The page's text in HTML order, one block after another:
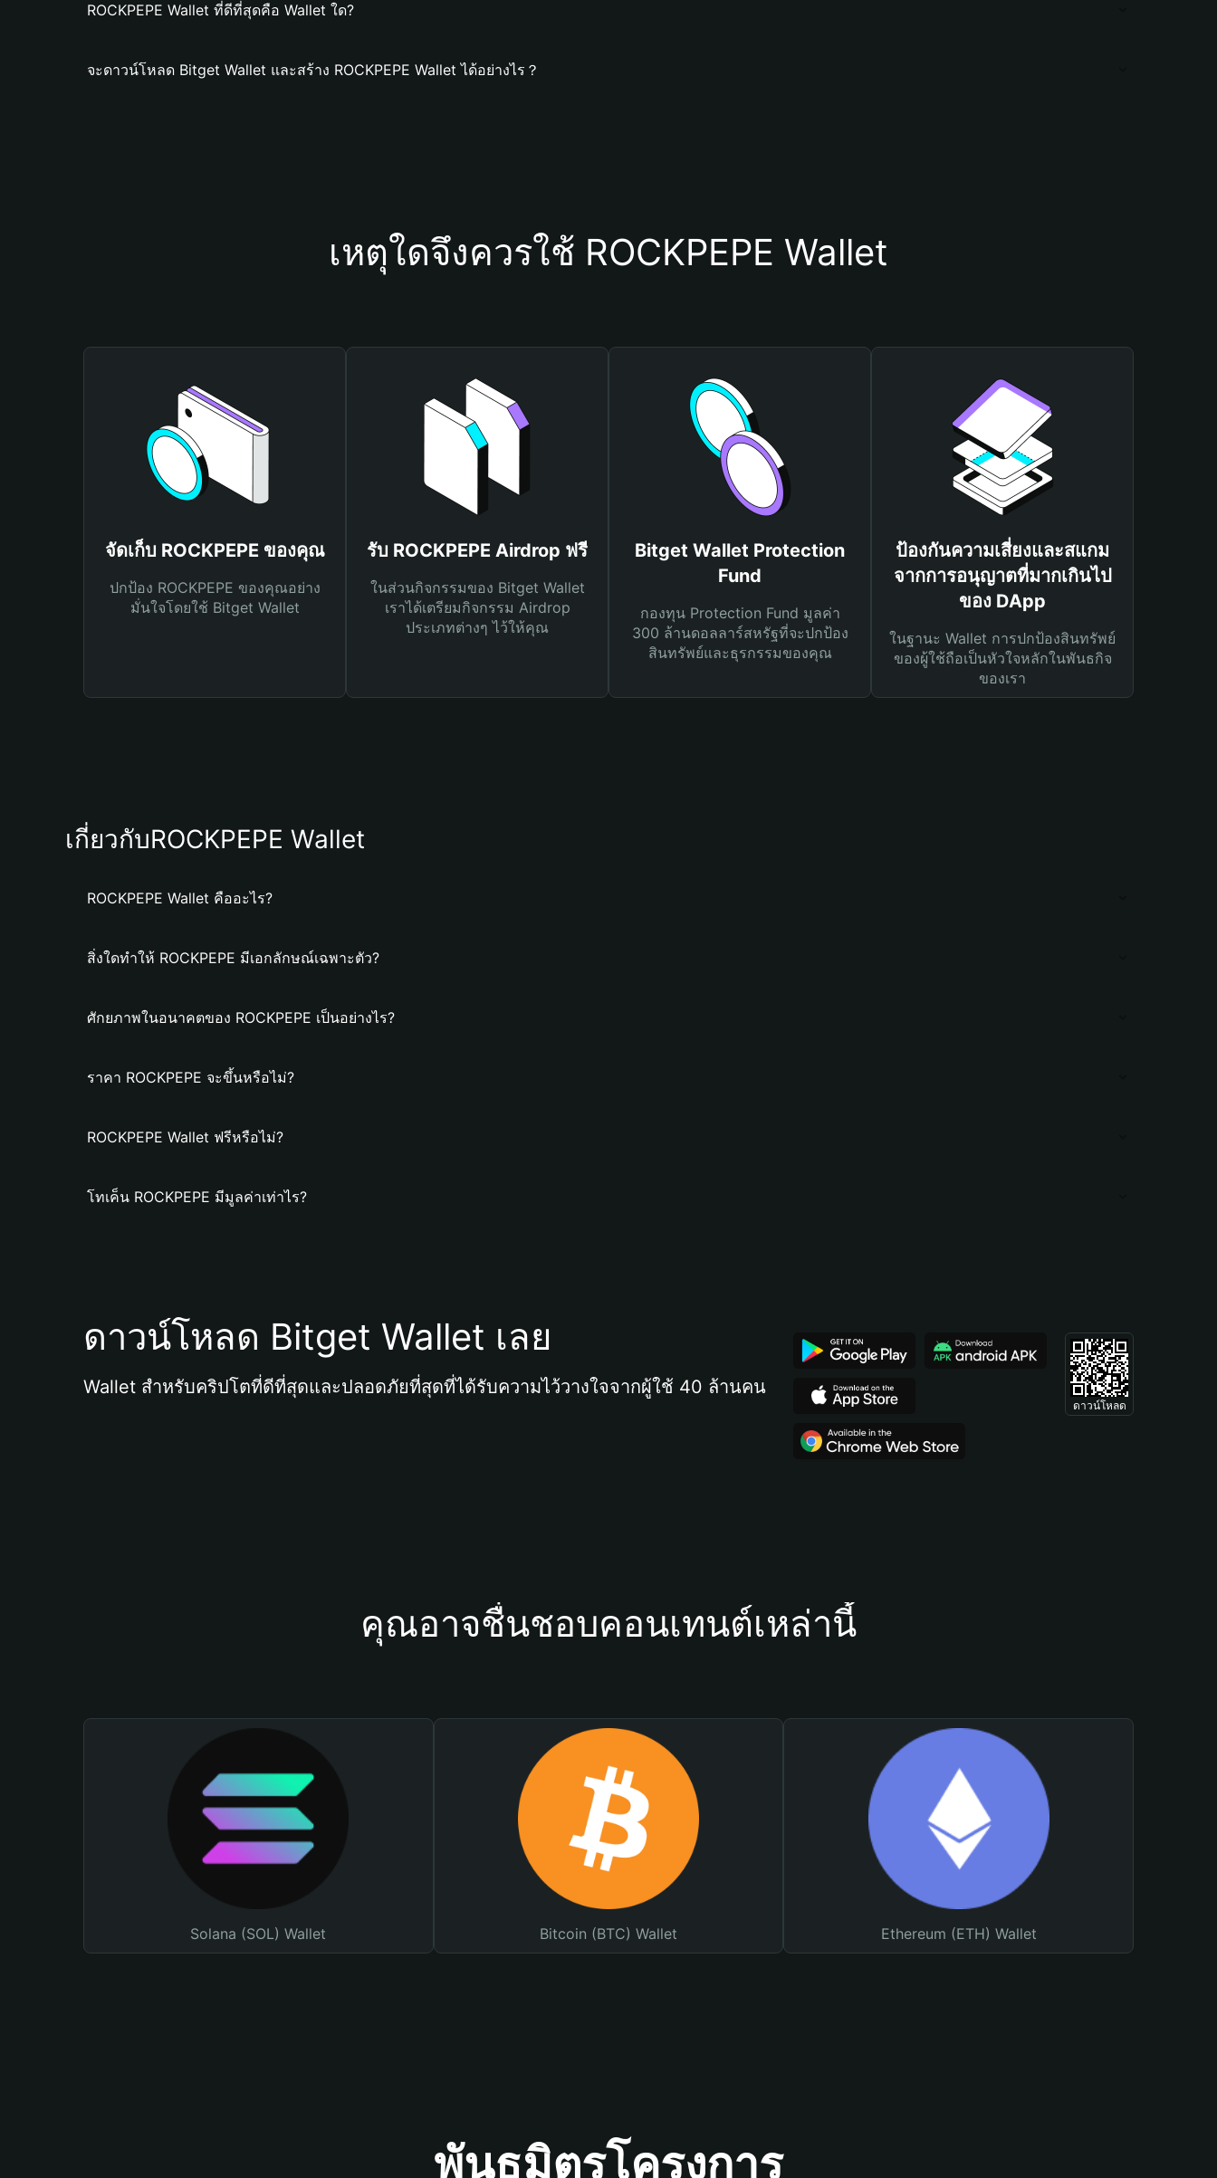
ROCKPEPE Wallet ที่ดีที่สุดคือ Wallet ใด?
จะดาวน์โหลด Bitget Wallet และสร้าง ROCKPEPE Wallet ได้อย่างไร？
เหตุใดจึงควรใช้ ROCKPEPE Wallet
จัดเก็บ ROCKPEPE ของคุณ
ปกป้อง ROCKPEPE ของคุณอย่าง
มั่นใจโดยใช้ Bitget Wallet
รับ ROCKPEPE Airdrop ฟรี
ในส่วนกิจกรรมของ Bitget Wallet
เราได้เตรียมกิจกรรม Airdrop
ประเภทต่างๆ ไว้ให้คุณ
Bitget Wallet Protection
Fund
กองทุน Protection Fund มูลค่า
300 ล้านดอลลาร์สหรัฐที่จะปกป้อง
สินทรัพย์และธุรกรรมของคุณ
ป้องกันความเสี่ยงและสแกม
จากการอนุญาตที่มากเกินไป
ของ DApp
ในฐานะ Wallet การปกป้องสินทรัพย์
ของผู้ใช้ถือเป็นหัวใจหลักในพันธกิจ
ของเรา
เกี่ยวกับROCKPEPE Wallet
ROCKPEPE Wallet คืออะไร?
สิ่งใดทำให้ ROCKPEPE มีเอกลักษณ์เฉพาะตัว?
ศักยภาพในอนาคตของ ROCKPEPE เป็นอย่างไร?
ราคา ROCKPEPE จะขึ้นหรือไม่?
ROCKPEPE Wallet ฟรีหรือไม่?
โทเค็น ROCKPEPE มีมูลค่าเท่าไร?
ดาวน์โหลด Bitget Wallet เลย
Wallet สำหรับคริปโตที่ดีที่สุดและปลอดภัยที่สุดที่ได้รับความไว้วางใจจากผู้ใช้ 40 ล้านคน
ดาวน์โหลด
คุณอาจชื่นชอบคอนเทนต์เหล่านี้
Solana (SOL) Wallet Bitcoin (BTC) Wallet Ethereum (ETH) Wallet
พันธมิตรโครงการ